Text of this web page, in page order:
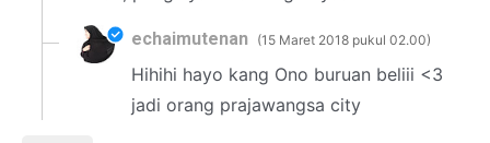
echaimutenan 15 Maret 2018 pukul 02.00
Hihihi hayo kang Ono buruan beliii <3
jadi orang prajawangsa city